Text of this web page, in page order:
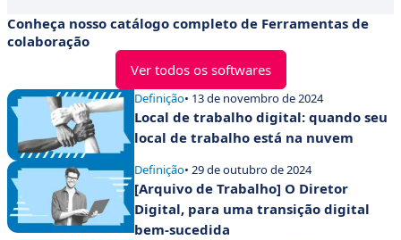
Conheça nosso catálogo completo de Ferramentas de
colaboração
Ver todos os softwares
Definição• 13 de novembro de 2024
Local de trabalho digital: quando seu
local de trabalho está na nuvem
Definição• 29 de outubro de 2024
[Arquivo de Trabalho] O Diretor
Digital, para uma transição digital
bem-sucedida